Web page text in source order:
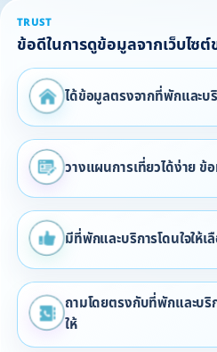
TRUST
ข้อดีในการดูข้อมูลจากเว็บไซต์
ได้ข้อมูลตรงจากที่พักและบ
วางแผนการเที่ยวได้ง่าย ข้
มีที่พักและบริการโดนใจให้เ
ถามโดยตรงกับที่พักและบ
ให้